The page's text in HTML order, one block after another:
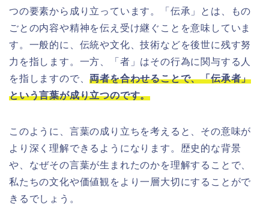
つの要素から成り立っています。「伝承」とは、もの
ごとの内容や精神を伝え受け継ぐことを意味していま
す。一般的に、伝統や文化、技術などを後世に残す努
力を指します。一方、「者」はその行為に関与する人
を指しますので、両者を合わせることで、「伝承者」
という言葉が成り立つのです。
このように、言葉の成り立ちを考えると、その意味が
より深く理解できるようになります。歴史的な背景
や、なぜその言葉が生まれたのかを理解することで、
私たちの文化や価値観をより一層大切にすることがで
きるでしょう。